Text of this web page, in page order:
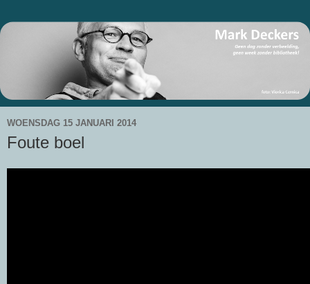
WOENSDAG 15 JANUARI 2014
Foute boel